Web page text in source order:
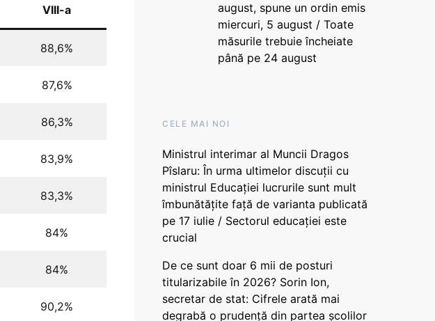
VIII-a
88,6%
87,6%
86,3%
83,9%
83,3%
84%
84%
90,2%
august, spune un ordin emis
miercuri, 5 august / Toate
măsurile trebuie încheiate
până pe 24 august
CELE MAI NOI
Ministrul interimar al Muncii Dragos
Pîslaru: În urma ultimelor discuții cu
ministrul Educației lucrurile sunt mult
îmbunătățite față de varianta publicată
pe 17 iulie / Sectorul educației este
crucial
De ce sunt doar 6 mii de posturi
titularizabile în 2026? Sorin Ion,
secretar de stat: Cifrele arată mai
degrabă o prudență din partea școlilor